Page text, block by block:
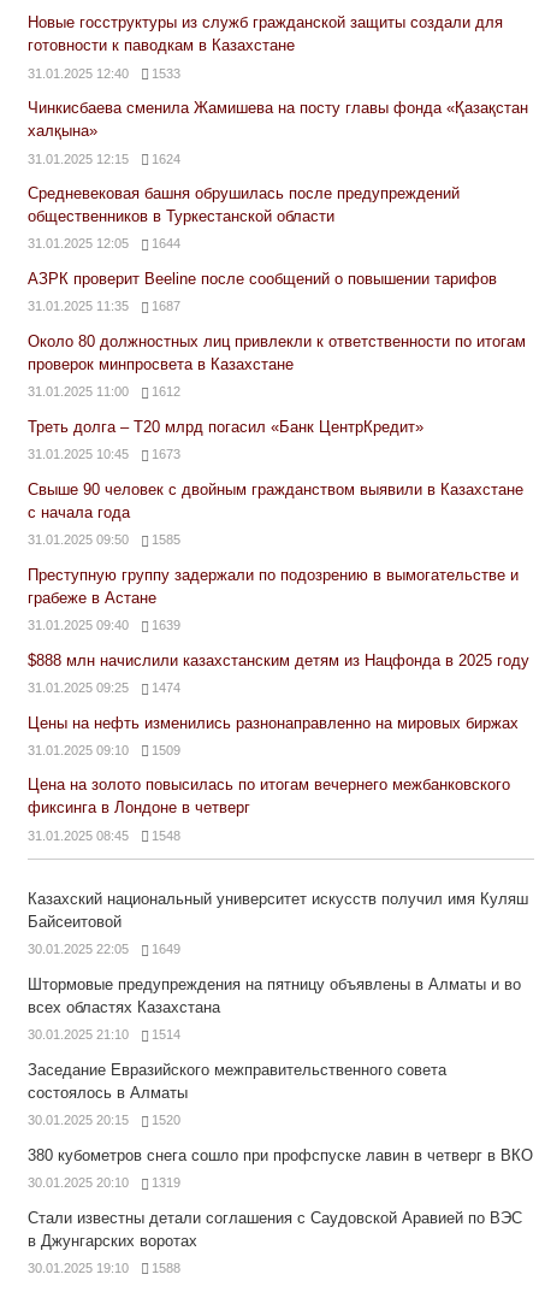
Новые госструктуры из служб гражданской защиты создали для
готовности к паводкам в Казахстане
31.01.2025 12:40 1533
Чинкисбаева сменила Жамишева на посту главы фонда «Қазақстан
халқына»
31.01.2025 12:15 1624
Средневековая башня обрушилась после предупреждений
общественников в Туркестанской области
31.01.2025 12:05 1644
АЗРК проверит Beeline после сообщений о повышении тарифов
31.01.2025 11:35 1687
Около 80 должностных лиц привлекли к ответственности по итогам
проверок минпросвета в Казахстане
31.01.2025 11:00 1612
Треть долга – Т20 млрд погасил «Банк ЦентрКредит»
31.01.2025 10:45 1673
Свыше 90 человек с двойным гражданством выявили в Казахстане
с начала года
31.01.2025 09:50 1585
Преступную группу задержали по подозрению в вымогательстве и
грабеже в Астане
31.01.2025 09:40 1639
$888 млн начислили казахстанским детям из Нацфонда в 2025 году
31.01.2025 09:25 1474
Цены на нефть изменились разнонаправленно на мировых биржах
31.01.2025 09:10 1509
Цена на золото повысилась по итогам вечернего межбанковского
фиксинга в Лондоне в четверг
31.01.2025 08:45 1548
Казахский национальный университет искусств получил имя Куляш
Байсеитовой
30.01.2025 22:05 1649
Штормовые предупреждения на пятницу объявлены в Алматы и во
всех областях Казахстана
30.01.2025 21:10 1514
Заседание Евразийского межправительственного совета
состоялось в Алматы
30.01.2025 20:15 1520
380 кубометров снега сошло при профспуске лавин в четверг в ВКО
30.01.2025 20:10 1319
Стали известны детали соглашения с Саудовской Аравией по ВЭС
в Джунгарских воротах
30.01.2025 19:10 1588